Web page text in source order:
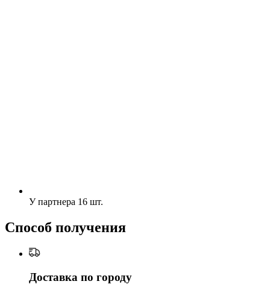
У партнера 16 шт.
Способ получения
Доставка по городу